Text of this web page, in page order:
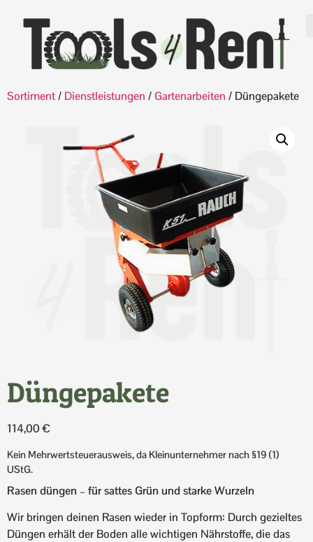
Sortiment/ Dienstleistungen / Gartenarbeiten / Düngepakete
Düngepakete
114,00€
Kein Mehrwertsteuerausweis, da Kleinunternehmer nach §19 (1)
UStG.
Rasen düngen – für sattes Grün und starke Wurzeln
Wir bringen deinen Rasen wieder in Topform: Durch gezieltes
Düngen erhält der Boden alle wichtigen Nährstoffe, die das